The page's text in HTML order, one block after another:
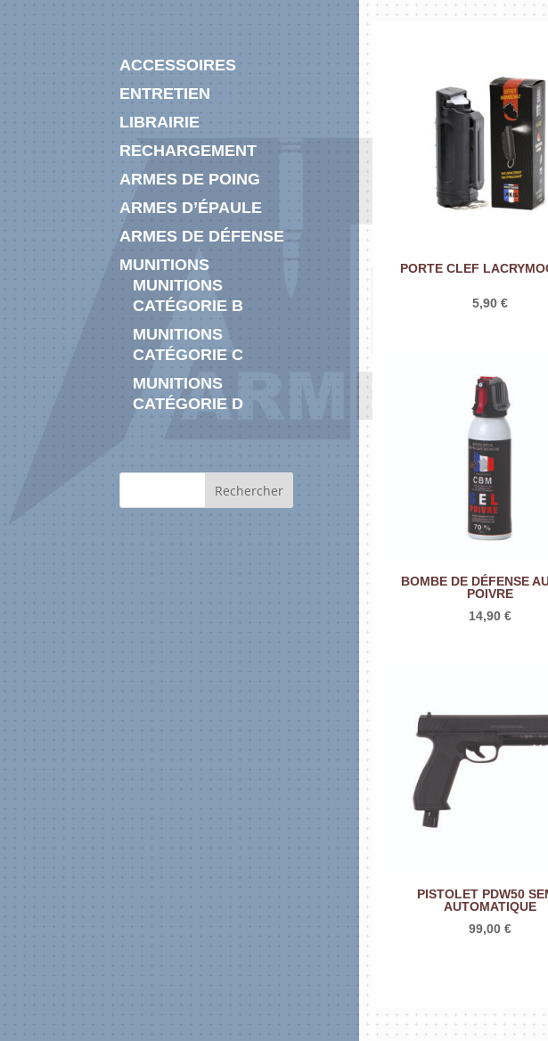
ACCESSOIRES
ENTRETIEN
LIBRAIRIE
RECHARGEMENT
ARMES DE POING
ARMES D’ÉPAULE
ARMES DE DÉFENSE
MUNITIONS
MUNITIONS
CATÉGORIE B
MUNITIONS
CATÉGORIE C
MUNITIONS
CATÉGORIE D
Rechercher
PORTE CLEF
5,90€
BOMBE DE DÉFENSE
POIVRE
14,90€
PISTOLET PDW50
AUTOMATIQUE
99,00€